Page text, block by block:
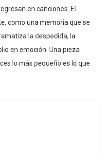
en canciones. El
como una memoria que se
la despedida, la
en emoción. Una pieza
lo más pequeño es lo que